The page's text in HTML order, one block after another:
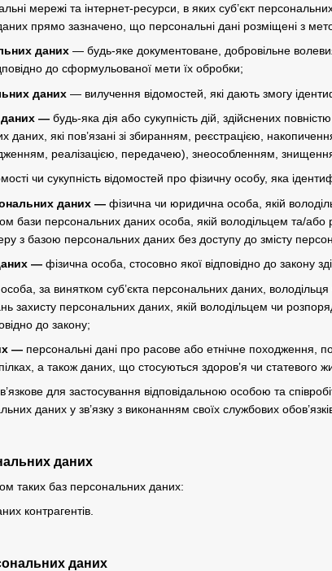
мережі та інтернет-ресурси, в яких суб’єкт
прямо зазначено, що персональні дані розміщені з
даних — будь-яке документоване, добровільне
до сформульованої мети їх обробки;
даних — вилучення відомостей, які дають змогу
даних — будь-яка дія або сукупність дій, здійснених
даних, які пов’язані зі збиранням, реєстрацією,
реалізацією, передачею), знеособленням,
чи сукупність відомостей про фізичну особу, яка
даних — фізична чи юридична особа, якій
бази персональних даних особа, якій володільцем та/
з базою персональних даних без доступу до змісту
— фізична особа, стосовно якої відповідно до закону
за винятком суб’єкта персональних даних,
захисту персональних даних, якій володільцем чи
до закону;
— персональні дані про расове або етнічне походження,
а також даних, що стосуються здоров’я чи статевого
для застосування відповідальною особою та
даних у зв’язку з виконанням своїх службових
даних
таких баз персональних даних:
контрагентів.
даних